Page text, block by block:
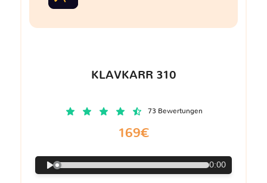
KLAVKARR 310
73 Bewertungen
169€
0:00